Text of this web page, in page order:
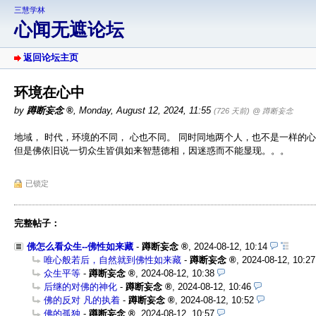
三慧学林
心闻无遮论坛
返回论坛主页
环境在心中
by 蹲断妄念 , Monday, August 12, 2024, 11:55 (726 天前) @ 蹲断妄念
地域， 时代，环境的不同， 心也不同。 同时同地两个人，也不是一样的
但是佛依旧说一切众生皆俱如来智慧德相，因迷惑而不能显现。。。
已锁定
完整帖子：
佛怎么看众生--佛性如来藏 - 蹲断妄念
2024-08-12, 10:14
唯心般若后，自然就到佛性如来藏 - 蹲断妄念
2024-08-12, 10:27
众生平等 - 蹲断妄念
2024-08-12, 10:38
后继的对佛的神化 - 蹲断妄念
2024-08-12, 10:46
佛的反对 凡的执着 - 蹲断妄念
2024-08-12, 10:52
佛的孤独 - 蹲断妄念 2024-08-12, 10:57